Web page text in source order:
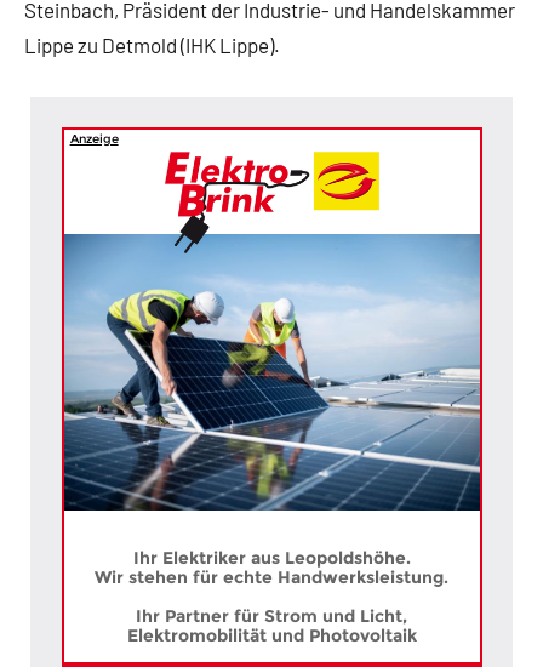
Steinbach, Präsident der Industrie- und Handelskammer
Lippe zu Detmold (IHK Lippe).
Anzeige
Ihr Elektriker aus Leopoldshöhe.
Wir stehen für echte Handwerksleistung.
Ihr Partner für Strom und Licht,
Elektromobilität und Photovoltaik